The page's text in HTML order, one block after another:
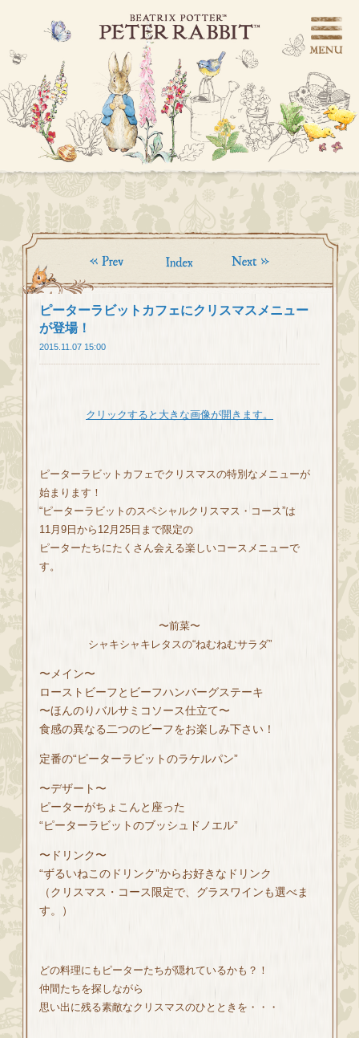
ピーターラビットカフェにクリスマスメニュー
が登場！
2015.11.07 15:00
クリックすると大きな画像が開きます。
ピーターラビットカフェでクリスマスの特別なメニューが
始まります！
“ピーターラビットのスペシャルクリスマス・コース”は
11月9日から12月25日まで限定の
ピーターたちにたくさん会える楽しいコースメニューで
す。
〜前菜〜
シャキシャキレタスの“ねむねむサラダ”
〜メイン〜
ローストビーフとビーフハンバーグステーキ
〜ほんのりバルサミコソース仕立て〜
食感の異なる二つのビーフをお楽しみ下さい！
定番の“ピーターラビットのラケルパン”
〜デザート〜
ピーターがちょこんと座った
“ピーターラビットのブッシュドノエル”
〜ドリンク〜
“ずるいねこのドリンク”からお好きなドリンク
（クリスマス・コース限定で、グラスワインも選べま
す。）
どの料理にもピーターたちが隠れているかも？！
仲間たちを探しながら
思い出に残る素敵なクリスマスのひとときを・・・